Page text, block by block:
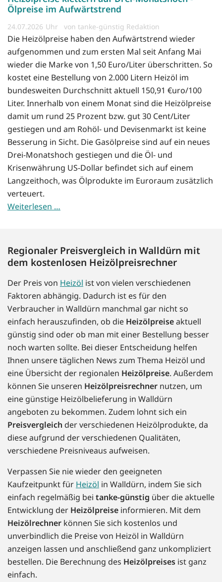
Ölpreise im Aufwärtstrend
24.07.2026 von tanke-günstig Redaktion
Die Heizölpreise haben den Aufwärtstrend wieder
aufgenommen und zum ersten Mal seit Anfang Mai
wieder die Marke von 1,50 Euro/Liter überschritten. So
kostet eine Bestellung von 2.000 Litern Heizöl im
bundesweiten Durchschnitt aktuell 150,91 €uro/100
Liter. Innerhalb von einem Monat sind die Heizölpreise
damit um rund 25 Prozent bzw. gut 30 Cent/Liter
gestiegen und am Rohöl- und Devisenmarkt ist keine
Besserung in Sicht. Die Gasölpreise sind auf ein neues
Drei-Monatshoch gestiegen und die Öl- und
Krisenwährung US-Dollar befindet sich auf einem
Langzeithoch, was Ölprodukte im Euroraum zusätzlich
verteuert.
Weiterlesen …
Regionaler Preisvergleich in Walldürn mit
dem kostenlosen Heizölpreisrechner
Der Preis von Heizöl ist von vielen verschiedenen
Faktoren abhängig. Dadurch ist es für den
Verbraucher in Walldürn manchmal gar nicht so
einfach herauszufinden, ob die Heizölpreiseaktuell
günstig sind oder ob man mit einer Bestellung besser
noch warten sollte. Bei dieser Entscheidung helfen
Ihnen unsere täglichen News zum Thema Heizöl und
eine Übersicht der regionalen Heizölpreise. Außerdem
können Sie unseren Heizölpreisrechner nutzen, um
eine günstige Heizölbelieferung in Walldürn
angeboten zu bekommen. Zudem lohnt sich ein
Preisvergleich der verschiedenen Heizölprodukte, da
diese aufgrund der verschiedenen Qualitäten,
verschiedene Preisniveaus aufweisen.
Verpassen Sie nie wieder den geeigneten
Kaufzeitpunkt für Heizöl in Walldürn, indem Sie sich
einfach regelmäßig bei tanke-günstig über die aktuelle
Entwicklung der Heizölpreise informieren. Mit dem
Heizölrechner können Sie sich kostenlos und
unverbindlich die Preise von Heizöl in Walldürn
anzeigen lassen und anschließend ganz unkompliziert
bestellen. Die Berechnung des Heizölpreises ist ganz
einfach.